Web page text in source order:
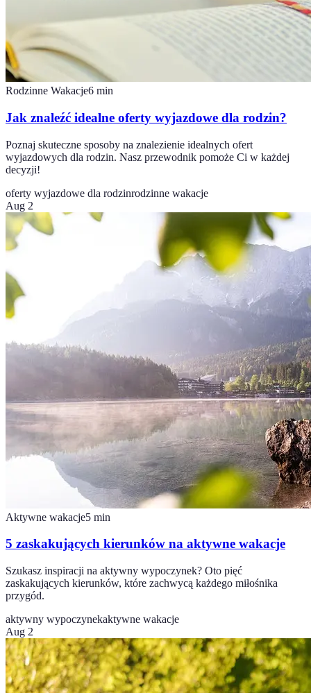
Rodzinne Wakacje6 min
Jak znaleźć idealne oferty wyjazdowe dla rodzin?
Poznaj skuteczne sposoby na znalezienie idealnych ofert
wyjazdowych dla rodzin. Nasz przewodnik pomoże Ci w każdej
decyzji!
oferty wyjazdowe dla rodzinrodzinne wakacje
Aug 2
Aktywne wakacje5 min
5 zaskakujących kierunków na aktywne wakacje
Szukasz inspiracji na aktywny wypoczynek? Oto pięć
zaskakujących kierunków, które zachwycą każdego miłośnika
przygód.
aktywny wypoczynekaktywne wakacje
Aug 2